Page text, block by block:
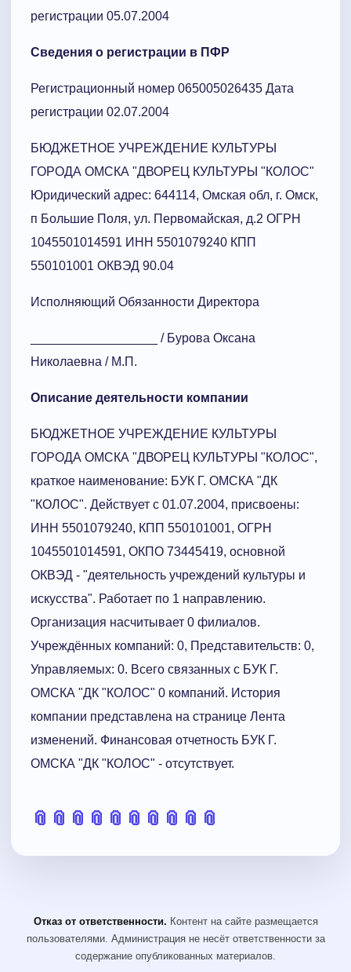
регистрации 05.07.2004
Сведения о регистрации в ПФР
Регистрационный номер 065005026435 Дата
регистрации 02.07.2004
БЮДЖЕТНОЕ УЧРЕЖДЕНИЕ КУЛЬТУРЫ
ГОРОДА ОМСКА "ДВОРЕЦ КУЛЬТУРЫ "КОЛОС"
Юридический адрес: 644114, Омская обл, г. Омск,
п Большие Поля, ул. Первомайская, д.2 ОГРН
1045501014591 ИНН 5501079240 КПП
550101001 ОКВЭД 90.04
Исполняющий Обязанности Директора
__________________ / Бурова Оксана
Николаевна / М.П.
Описание деятельности компании
БЮДЖЕТНОЕ УЧРЕЖДЕНИЕ КУЛЬТУРЫ
ГОРОДА ОМСКА "ДВОРЕЦ КУЛЬТУРЫ "КОЛОС",
краткое наименование: БУК Г. ОМСКА "ДК
"КОЛОС". Действует с 01.07.2004, присвоены:
ИНН 5501079240, КПП 550101001, ОГРН
1045501014591, ОКПО 73445419, основной
ОКВЭД - "деятельность учреждений культуры и
искусства". Работает по 1 направлению.
Организация насчитывает 0 филиалов.
Учреждённых компаний: 0, Представительств: 0,
Управляемых: 0. Всего связанных с БУК Г.
ОМСКА "ДК "КОЛОС" 0 компаний. История
компании представлена на странице Лента
изменений. Финансовая отчетность БУК Г.
ОМСКА "ДК "КОЛОС" - отсутствует.
📎 📎 📎 📎 📎 📎 📎 📎 📎 📎
Отказ от ответственности. Контент на сайте размещается
пользователями. Администрация не несёт ответственности за
содержание опубликованных материалов.